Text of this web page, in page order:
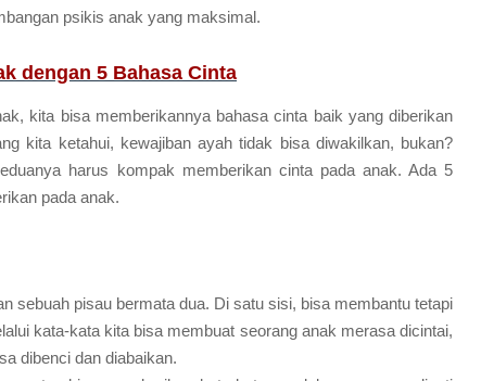
psikis anak yang maksimal.
dengan 5 Bahasa Cinta
kita bisa memberikannya bahasa cinta baik yang diberikan
kita ketahui, kewajiban ayah tidak bisa diwakilkan, bukan?
harus kompak memberikan cinta pada anak. Ada 5
pada anak.
sebuah pisau bermata dua. Di satu sisi, bisa membantu tetapi
kata-kata kita bisa membuat seorang anak merasa dicintai,
dibenci dan diabaikan.